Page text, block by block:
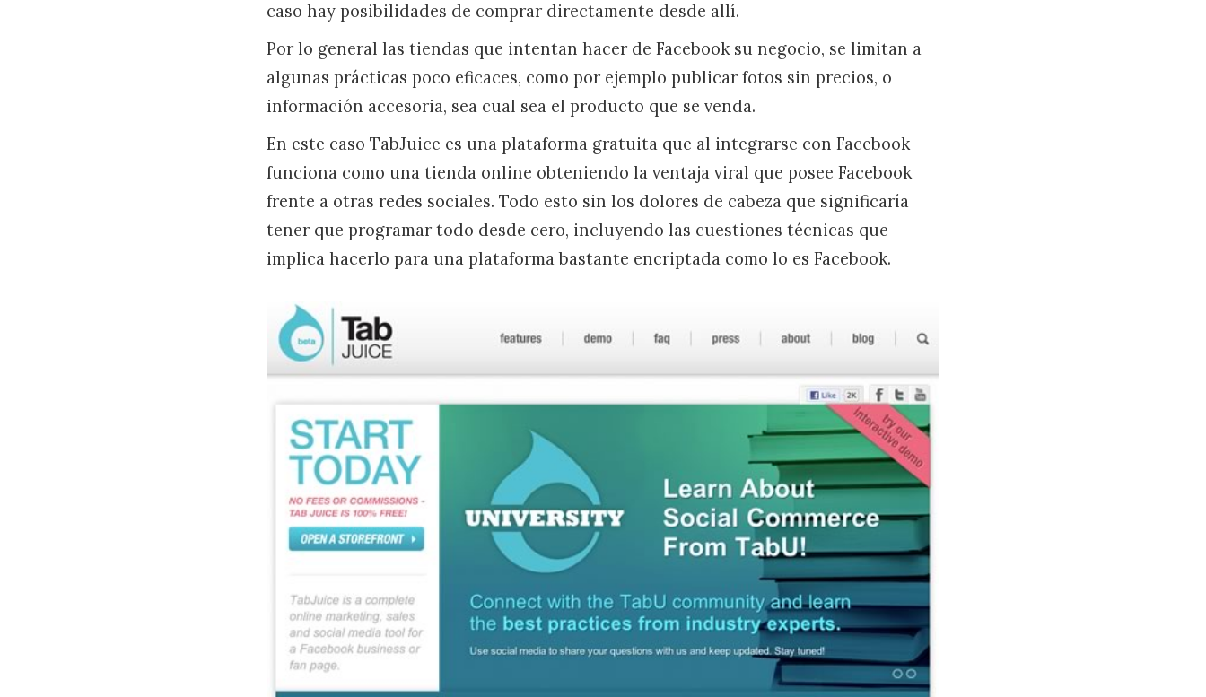
caso hay posibilidades de comprar directamente desde allí.
Por lo general las tiendas que intentan hacer de Facebook su negocio, se limitan a
algunas prácticas poco eficaces, como por ejemplo publicar fotos sin precios, o
información accesoria, sea cual sea el producto que se venda.
En este caso TabJuice es una plataforma gratuita que al integrarse con Facebook
funciona como una tienda online obteniendo la ventaja viral que posee Facebook
frente a otras redes sociales. Todo esto sin los dolores de cabeza que significaría
tener que programar todo desde cero, incluyendo las cuestiones técnicas que
implica hacerlo para una plataforma bastante encriptada como lo es Facebook.